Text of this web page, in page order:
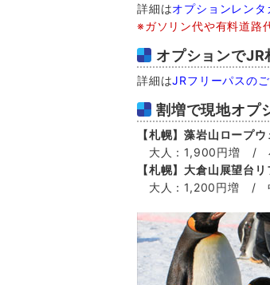
詳細はオプションレンタ
※ガソリン代や有料道路
オプションでJR
詳細はJRフリーパスの
割増で現地オプ
【札幌】藻岩山ロープ
大人：1,900円増 /
【札幌】大倉山展望台
大人：1,200円増 /